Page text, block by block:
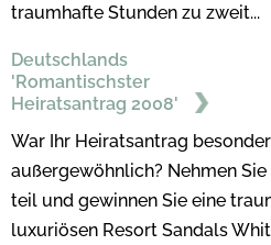
traumhafte Stunden zu zweit...
Deutschlands
'Romantischster
Heiratsantrag 2008'
War Ihr Heiratsantrag
außergewöhnlich? Nehmen
teil und gewinnen Sie eine
luxuriösen Resort Sandals